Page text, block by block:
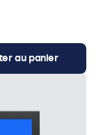
au panier